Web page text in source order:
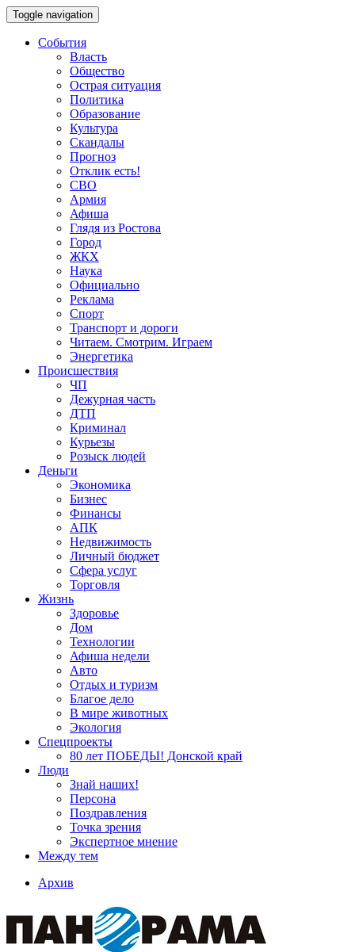
Toggle navigation
События
Власть
Общество
Острая ситуация
Политика
Образование
Культура
Скандалы
Прогноз
Отклик есть!
СВО
Армия
Афиша
Глядя из Ростова
Город
ЖКХ
Наука
Официально
Реклама
Спорт
Транспорт и дороги
Читаем. Смотрим. Играем
Энергетика
Происшествия
ЧП
Дежурная часть
ДТП
Криминал
Курьезы
Розыск людей
Деньги
Экономика
Бизнес
Финансы
АПК
Недвижимость
Личный бюджет
Сфера услуг
Торговля
Жизнь
Здоровье
Дом
Технологии
Афиша недели
Авто
Отдых и туризм
Благое дело
В мире животных
Экология
Спецпроекты
80 лет ПОБЕДЫ! Донской край
Люди
Знай наших!
Персона
Поздравления
Точка зрения
Экспертное мнение
Между тем
Архив